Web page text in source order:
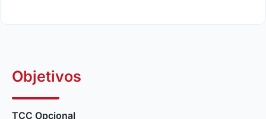
Objetivos
TCC Opcional